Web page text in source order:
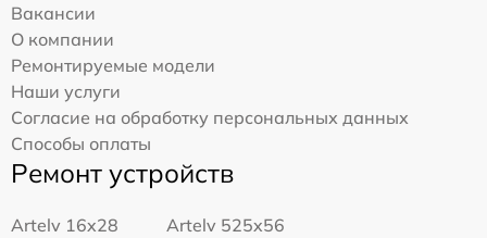
Вакансии
О компании
Ремонтируемые модели
Наши услуги
Согласие на обработку персональных данных
Способы оплаты
Ремонт устройств
Artelv 16x28
Artelv 525x56